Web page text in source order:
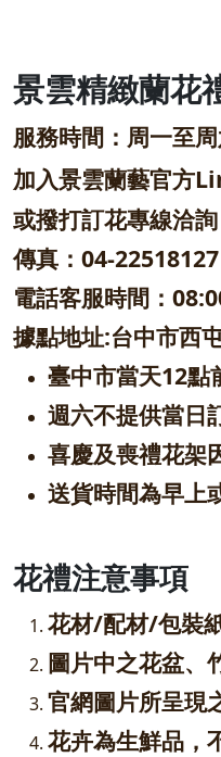
景雲精緻蘭花
服務時間：周一至
加入景雲蘭藝官方
或撥打訂花專線洽
傳真：04-22518127
電話客服時間：
據點地址:台中市西
臺中市當天12點
週六不提供當日
喜慶及喪禮花架
送貨時間為早上
花禮注意事項
花材/配材/包裝
圖片中之花盆、
官網圖片所呈現
花卉為生鮮品，